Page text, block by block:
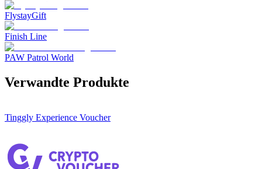
FlystayGift
Finish Line
PAW Patrol World
Verwandte Produkte
Tinggly Experience Voucher